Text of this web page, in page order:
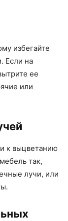
избегайте
Если на
ее
или
к выцветанию
так,
лучи, или